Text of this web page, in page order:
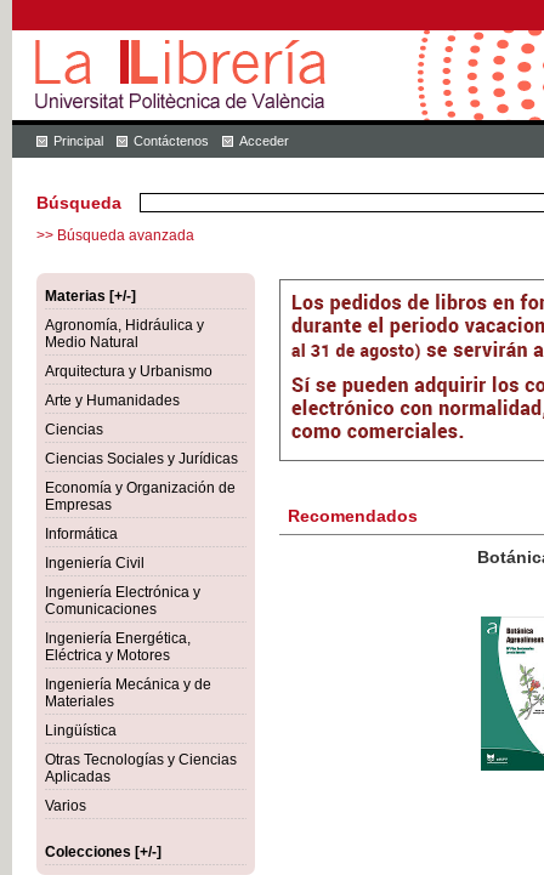
Principal Contáctenos Acceder
Búsqueda
>> Búsqueda avanzada
Materias [+/-]
Agronomía, Hidráulica y
Medio Natural
Arquitectura y Urbanismo
Arte y Humanidades
Ciencias
Ciencias Sociales y Jurídicas
Economía y Organización de
Empresas
Informática
Ingeniería Civil
Ingeniería Electrónica y
Comunicaciones
Ingeniería Energética,
Eléctrica y Motores
Ingeniería Mecánica y de
Materiales
Lingüística
Otras Tecnologías y Ciencias
Aplicadas
Varios
Colecciones [+/-]
Recomendados
Botánica Agroalimentaria
IVA